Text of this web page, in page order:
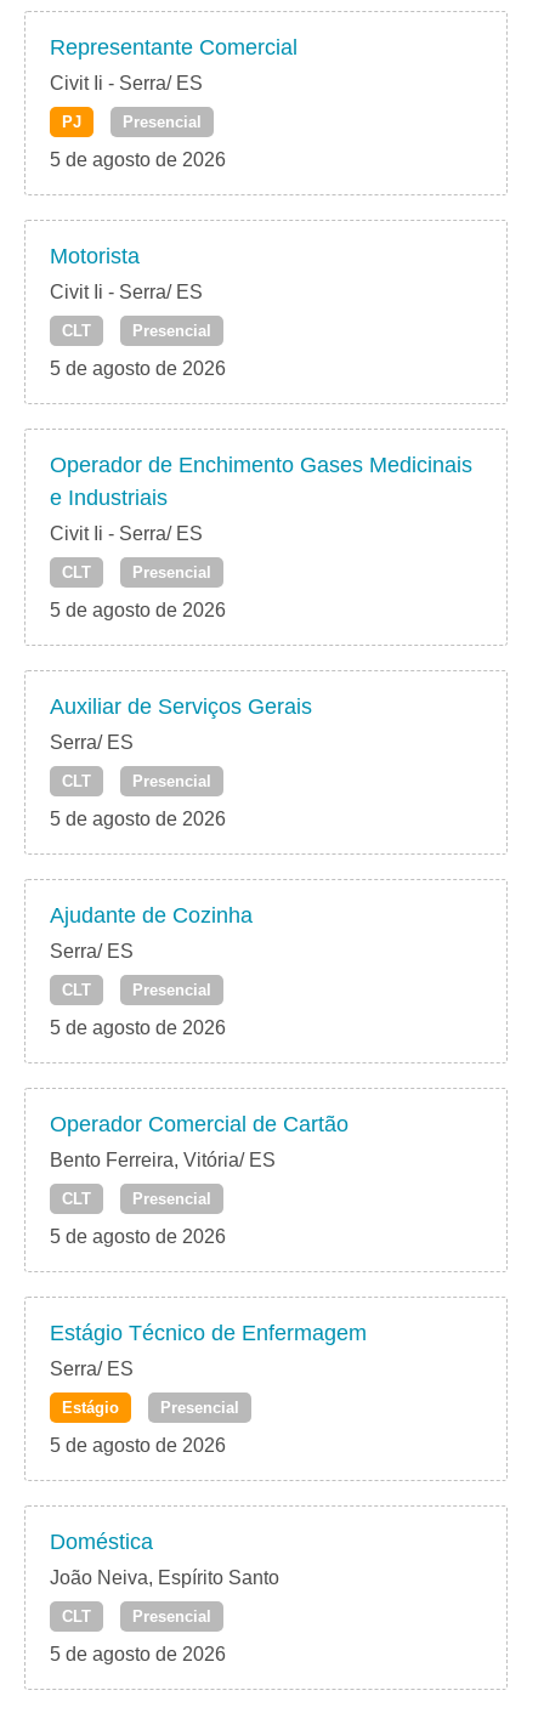
Representante Comercial
Civit Ii - Serra/ ES
PJ Presencial
5 de agosto de 2026
Motorista
Civit Ii - Serra/ ES
CLT Presencial
5 de agosto de 2026
Operador de Enchimento Gases Medicinais
e Industriais
Civit Ii - Serra/ ES
CLT Presencial
5 de agosto de 2026
Auxiliar de Serviços Gerais
Serra/ ES
CLT Presencial
5 de agosto de 2026
Ajudante de Cozinha
Serra/ ES
CLT Presencial
5 de agosto de 2026
Operador Comercial de Cartão
Bento Ferreira, Vitória/ ES
CLT Presencial
5 de agosto de 2026
Estágio Técnico de Enfermagem
Serra/ ES
Estágio Presencial
5 de agosto de 2026
Doméstica
João Neiva, Espírito Santo
CLT Presencial
5 de agosto de 2026